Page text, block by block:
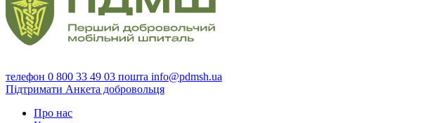
телефон 0 800 33 49 03 пошта info@pdmsh.ua
Підтримати Анкета добровольця
Про нас